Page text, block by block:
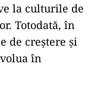
la culturile de
Totodată, în
de creştere şi
în